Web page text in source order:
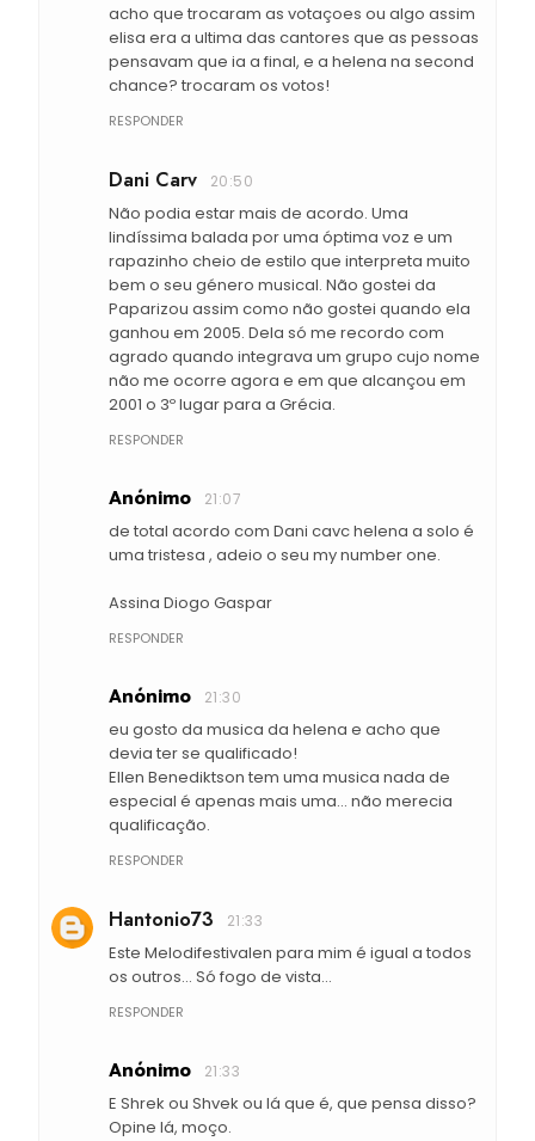
acho que trocaram as votaçoes ou algo assim
elisa era a ultima das cantores que as pessoas
pensavam que ia a final, e a helena na second
chance? trocaram os votos!
RESPONDER
Dani Carv 20:50
Não podia estar mais de acordo. Uma
lindíssima balada por uma óptima voz e um
rapazinho cheio de estilo que interpreta muito
bem o seu género musical. Não gostei da
Paparizou assim como não gostei quando ela
ganhou em 2005. Dela só me recordo com
agrado quando integrava um grupo cujo nome
não me ocorre agora e em que alcançou em
2001 o 3º lugar para a Grécia.
RESPONDER
Anónimo 21:07
de total acordo com Dani cavc helena a solo é
uma tristesa , adeio o seu my number one.
Assina Diogo Gaspar
RESPONDER
Anónimo 21:30
eu gosto da musica da helena e acho que
devia ter se qualificado!
Ellen Benediktson tem uma musica nada de
especial é apenas mais uma... não merecia
qualificação.
RESPONDER
Hantonio73 21:33
Este Melodifestivalen para mim é igual a todos
os outros... Só fogo de vista...
RESPONDER
Anónimo 21:33
E Shrek ou Shvek ou lá que é, que pensa disso?
Opine lá, moço.